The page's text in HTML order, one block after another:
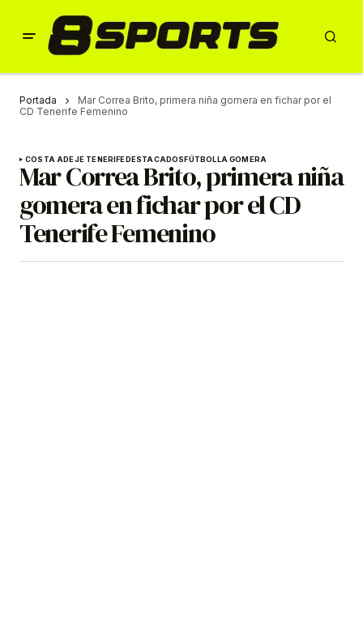
Portada
Mar Correa Brito, primera niña gomera en fichar por el
CD Tenerife Femenino
COSTA ADEJE TENERIFEDESTACADOSFÚTBOLLA GOMERA
Mar Correa Brito, primera niña
gomera en fichar por el CD
Tenerife Femenino